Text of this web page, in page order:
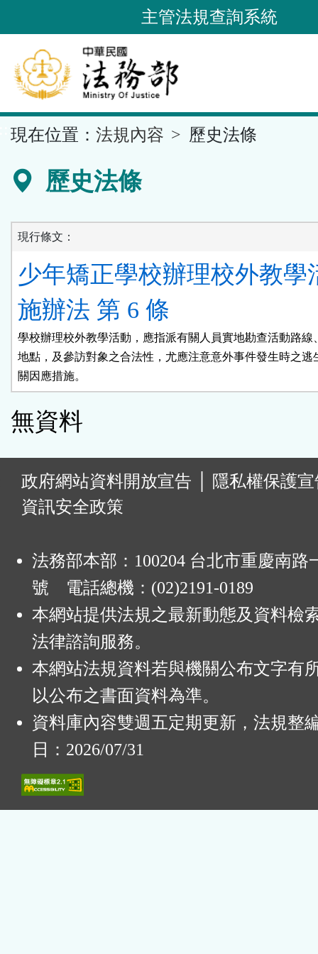
到
要
內
容
區
主管法規查詢系統
現在位置： 法規內容 歷史法條
歷史法條
現行條文：
少年矯正學校辦理校外教學
施辦法 第 6 條
學校辦理校外教學活動，應指派有關人員實地勘查活動路線
地點，及參訪對象之合法性，尤應注意意外事件發生時之逃
關因應措施。
無資料
政府網站資料開放宣告
隱私權保護
資訊安全政策
法務部本部：100204 台北市重慶南路
號 電話總機：(02)2191-0189
本網站提供法規之最新動態及資料檢
法律諮詢服務。
本網站法規資料若與機關公布文字有
以公布之書面資料為準。
資料庫內容雙週五定期更新，法規整
日：2026/07/31